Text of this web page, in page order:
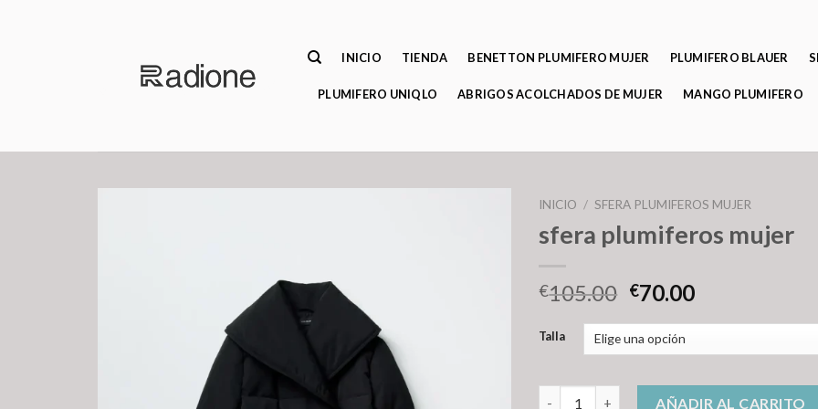
INICIO TIENDA BENETTON PLUMIFERO MUJER PLUMIFERO BLAUER
PLUMIFERO UNIQLO ABRIGOS ACOLCHADOS DE MUJER MANGO PLUMIFERO
INICIO / SFERA PLUMIFEROS MUJER
sfera plumiferos mujer
€105.00 €70.00
Talla
sfera plumiferos mujer cantidadAÑADIR AL CARRITO